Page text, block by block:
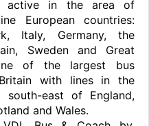
active in the area of
European countries:
Italy, Germany, the
Sweden and Great
of the largest bus
with lines in the
south-east of England,
and Wales.